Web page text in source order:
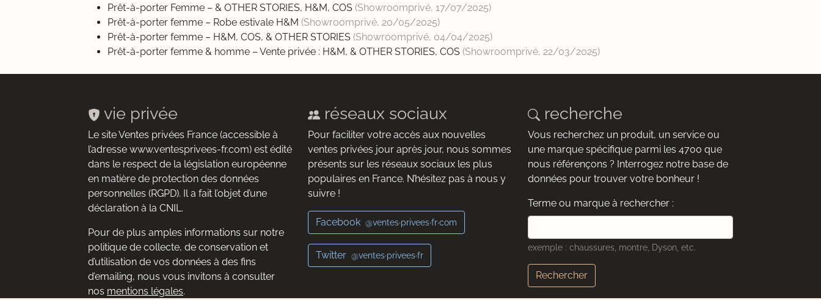
Prêt-à-porter Femme – & OTHER STORIES, H&M, COS (Showroomprivé, 17/07/2025)
Prêt-à-porter femme – Robe estivale H&M (Showroomprivé, 20/05/2025)
Prêt-à-porter femme – H&M, COS, & OTHER STORIES (Showroomprivé, 04/04/2025)
Prêt-à-porter femme & homme – Vente privée : H&M, & OTHER STORIES, COS (Showroomprivé, 22/03/2025)
vie privée
Le site Ventes privées France (accessible à
l’adresse www.ventesprivees-fr.com) est édité
dans le respect de la législation européenne
en matière de protection des données
personnelles (RGPD). Il a fait l’objet d’une
déclaration à la CNIL.
Pour de plus amples informations sur notre
politique de collecte, de conservation et
d’utilisation de vos données à des fins
d’emailing, nous vous invitons à consulter
nos mentions légales.
réseaux sociaux
Pour faciliter votre accès aux nouvelles
ventes privées jour après jour, nous sommes
présents sur les réseaux sociaux les plus
populaires en France. N’hésitez pas à nous y
suivre !
Facebook @ventes·privees·fr·com
Twitter @ventes·privees·fr
recherche
Vous recherchez un produit, un service ou
une marque spécifique parmi les 4700 que
nous référençons ? Interrogez notre base de
données pour trouver votre bonheur !
Terme ou marque à rechercher :
exemple : chaussures, montre, Dyson, etc.
Rechercher